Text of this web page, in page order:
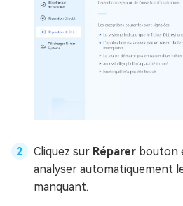
Cliquez sur Réparer bouton
analyser automatiquement
manquant.